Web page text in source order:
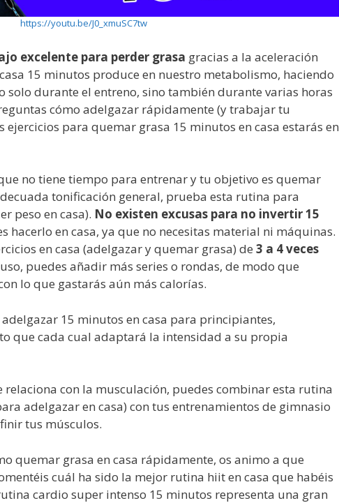
https://youtu.be/J0_xmuSC7tw
excelente para perder grasa gracias a la aceleración
15 minutos produce en nuestro metabolismo, haciendo
solo durante el entreno, sino también durante varias horas
cómo adelgazar rápidamente (y trabajar tu
ejercicios para quemar grasa 15 minutos en casa estarás en
no tiene tiempo para entrenar y tu objetivo es quemar
tonificación general, prueba esta rutina para
peso en casa). No existen excusas para no invertir 15
hacerlo en casa, ya que no necesitas material ni máquinas.
en casa (adelgazar y quemar grasa) de 3 a 4 veces
puedes añadir más series o rondas, de modo que
lo que gastarás aún más calorías.
15 minutos en casa para principiantes,
que cada cual adaptará la intensidad a su propia
con la musculación, puedes combinar esta rutina
adelgazar en casa) con tus entrenamientos de gimnasio
tus músculos.
quemar grasa en casa rápidamente, os animo a que
cuál ha sido la mejor rutina hiit en casa que habéis
cardio super intenso 15 minutos representa una gran